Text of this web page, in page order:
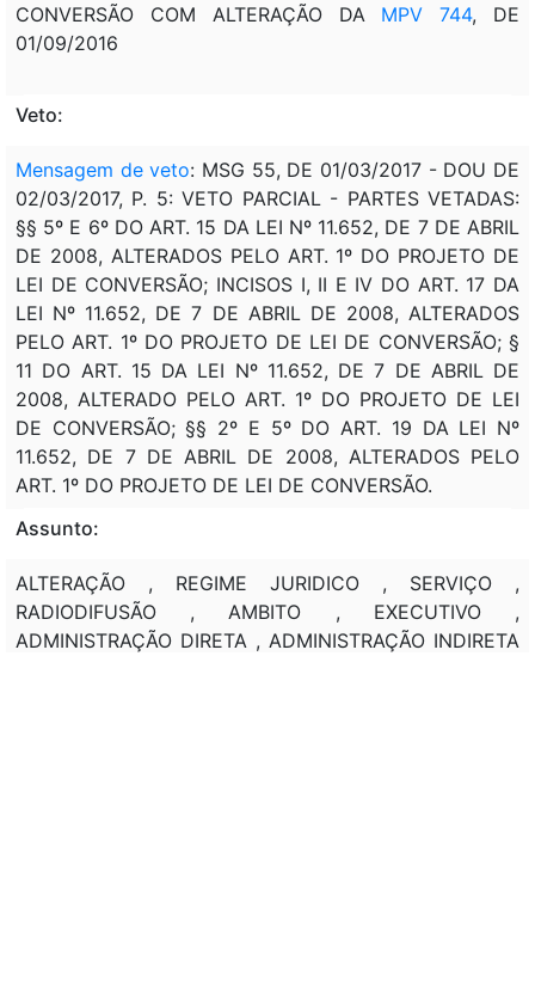
CONVERSÃO COM ALTERAÇÃO DA MPV 744, DE
01/09/2016
Veto:
Mensagem de veto: MSG 55, DE 01/03/2017 - DOU DE
02/03/2017, P. 5: VETO PARCIAL - PARTES VETADAS:
§§ 5º E 6º DO ART. 15 DA LEI Nº 11.652, DE 7 DE ABRIL
DE 2008, ALTERADOS PELO ART. 1º DO PROJETO DE
LEI DE CONVERSÃO; INCISOS I, II E IV DO ART. 17 DA
LEI Nº 11.652, DE 7 DE ABRIL DE 2008, ALTERADOS
PELO ART. 1º DO PROJETO DE LEI DE CONVERSÃO; §
11 DO ART. 15 DA LEI Nº 11.652, DE 7 DE ABRIL DE
2008, ALTERADO PELO ART. 1º DO PROJETO DE LEI
DE CONVERSÃO; §§ 2º E 5º DO ART. 19 DA LEI Nº
11.652, DE 7 DE ABRIL DE 2008, ALTERADOS PELO
ART. 1º DO PROJETO DE LEI DE CONVERSÃO.
Assunto:
ALTERAÇÃO , REGIME JURIDICO , SERVIÇO ,
RADIODIFUSÃO , AMBITO , EXECUTIVO ,
ADMINISTRAÇÃO DIRETA , ADMINISTRAÇÃO INDIRETA